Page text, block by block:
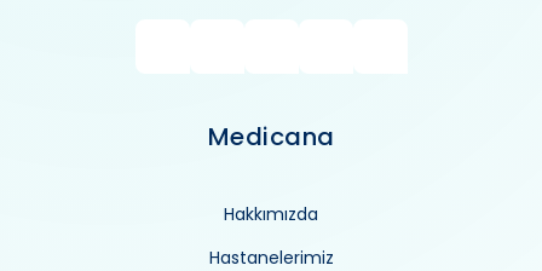
Medicana
Hakkımızda
Hastanelerimiz